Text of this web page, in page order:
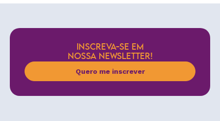
INSCREVA-SE EM
NOSSA NEWSLETTER!
Quero me inscrever